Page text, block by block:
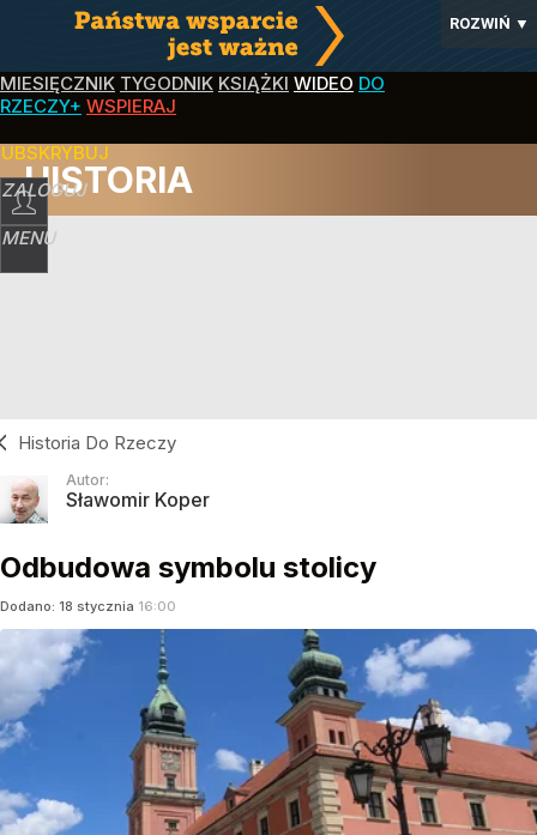
ROZWIŃ ▼
MIESIĘCZNIK TYGODNIK KSIĄŻKI WIDEO DO
RZECZY+ WSPIERAJ
ZALOGUJ
MENU
HISTORIA
Historia Do Rzeczy
Autor:
Sławomir Koper
Odbudowa symbolu stolicy
Dodano: 18 stycznia 16:00